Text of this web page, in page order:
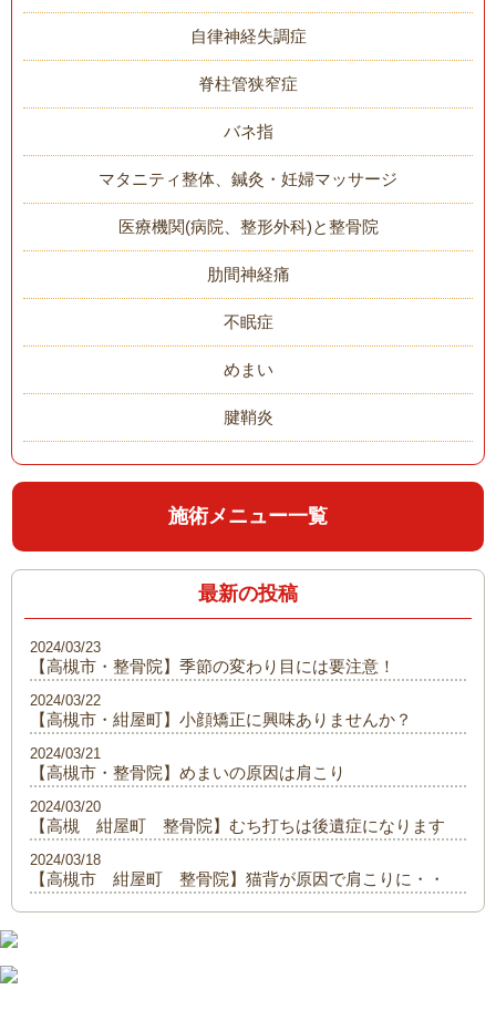
自律神経失調症
脊柱管狭窄症
バネ指
マタニティ整体、鍼灸・妊婦マッサージ
医療機関(病院、整形外科)と整骨院
肋間神経痛
不眠症
めまい
腱鞘炎
施術メニュー一覧
最新の投稿
【高槻市・整骨院】季節の変わり目には要注意！
2024/03/23
【高槻市・紺屋町】小顔矯正に興味ありませんか？
2024/03/22
【高槻市・整骨院】めまいの原因は肩こり
2024/03/21
【高槻 紺屋町 整骨院】むち打ちは後遺症になります
2024/03/20
【高槻市 紺屋町 整骨院】猫背が原因で肩こりに・・
2024/03/18